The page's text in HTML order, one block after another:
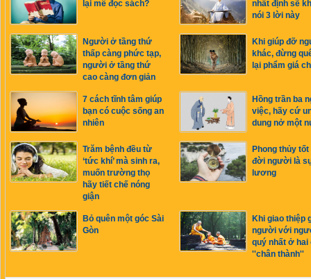
lại mê đọc sách?
nhất định sẽ
nói 3 lời này
Người ở tầng thứ
thấp càng phức tạp,
người ở tầng thứ
cao càng đơn giản
Khi giúp đỡ
khác, đừng
lại phẩm giá
7 cách tĩnh tâm giúp
bạn có cuộc sống an
nhiên
Hồng trần ba
việc, hãy cứ
dung nở một
Trăm bệnh đều từ
‘tức khí’ mà sinh ra,
muốn trường thọ
hãy tiết chế nóng
giận
Phong thủy tốt
đời người là
lương
Bỏ quên một góc Sài
Gòn
Khi giao thiệp
người với
quý nhất ở hai
''chân thành''